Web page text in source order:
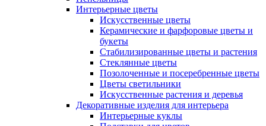
Интерьерные цветы
Искусственные цветы
Керамические и фарфоровые цветы и
букеты
Стабилизированные цветы и растения
Стеклянные цветы
Позолоченные и посеребренные цветы
Цветы светильники
Искусственные растения и деревья
Декоративные изделия для интерьера
Интерьерные куклы